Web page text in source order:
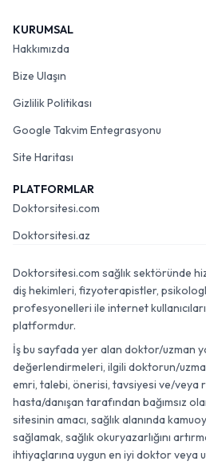
KURUMSAL
Hakkımızda
Bize Ulaşın
Gizlilik Politikası
Google Takvim Entegrasyonu
Site Haritası
PLATFORMLAR
Doktorsitesi.com
Doktorsitesi.az
Doktorsitesi.com sağlık sektöründe
diş hekimleri, fizyoterapistler,
profesyonelleri ile internet
platformdur.
İş bu sayfada yer alan doktor/uzman
değerlendirmeleri, ilgili doktorun/
emri, talebi, önerisi, tavsiyesi ve/veya
hasta/danışan tarafından bağımsız
sitesinin amacı, sağlık alanında
sağlamak, sağlık okuryazarlığını
ihtiyaçlarına uygun en iyi doktor veya